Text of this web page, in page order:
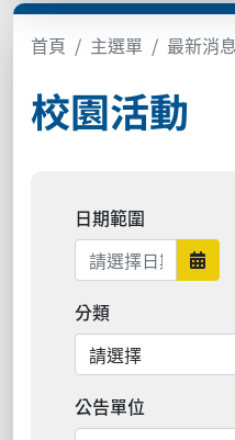
首頁 主選單 最新消息
校園活動
日期範圍
日
分類
公告單位